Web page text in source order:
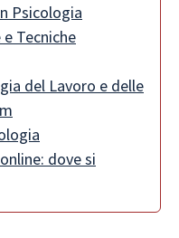
Psicologia
Tecniche
del Lavoro e delle
dove si